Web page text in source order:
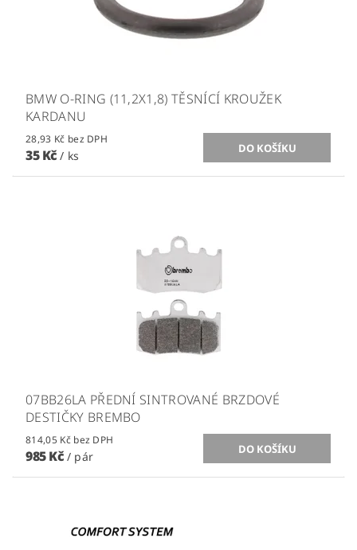
BMW O-RING (11,2X1,8) TĚSNÍCÍ KROUŽEK
KARDANU
28,93 Kč bez DPH
35 Kč/ ks
07BB26LA PŘEDNÍ SINTROVANÉ BRZDOVÉ
DESTIČKY BREMBO
814,05 Kč bez DPH
985 Kč / pár